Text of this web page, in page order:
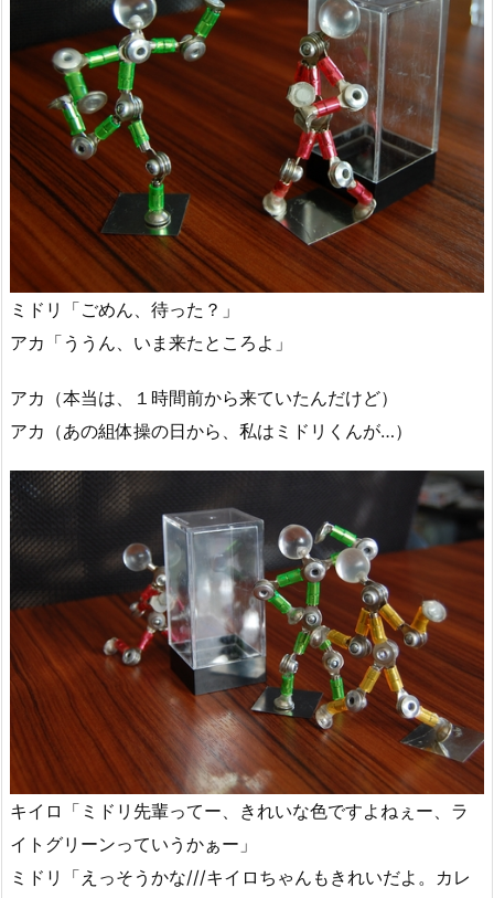
ミドリ「ごめん、待った？」
アカ「ううん、いま来たところよ」
アカ（本当は、１時間前から来ていたんだけど）
アカ（あの組体操の日から、私はミドリくんが…）
キイロ「ミドリ先輩ってー、きれいな色ですよねぇー、ラ
イトグリーンっていうかぁー」
ミドリ「えっそうかな///キイロちゃんもきれいだよ。カレ